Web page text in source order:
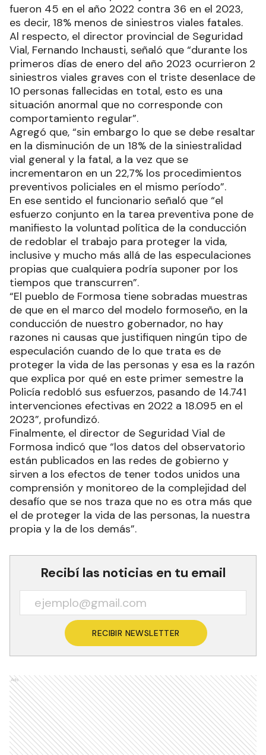
fueron 45 en el año 2022 contra 36 en el 2023,
es decir, 18% menos de siniestros viales fatales.
Al respecto, el director provincial de Seguridad
Vial, Fernando Inchausti, señaló que “durante los
primeros días de enero del año 2023 ocurrieron 2
siniestros viales graves con el triste desenlace de
10 personas fallecidas en total, esto es una
situación anormal que no corresponde con
comportamiento regular”.
Agregó que, “sin embargo lo que se debe resaltar
en la disminución de un 18% de la siniestralidad
vial general y la fatal, a la vez que se
incrementaron en un 22,7% los procedimientos
preventivos policiales en el mismo período”.
En ese sentido el funcionario señaló que “el
esfuerzo conjunto en la tarea preventiva pone de
manifiesto la voluntad política de la conducción
de redoblar el trabajo para proteger la vida,
inclusive y mucho más allá de las especulaciones
propias que cualquiera podría suponer por los
tiempos que transcurren”.
“El pueblo de Formosa tiene sobradas muestras
de que en el marco del modelo formoseño, en la
conducción de nuestro gobernador, no hay
razones ni causas que justifiquen ningún tipo de
especulación cuando de lo que trata es de
proteger la vida de las personas y esa es la razón
que explica por qué en este primer semestre la
Policía redobló sus esfuerzos, pasando de 14.741
intervenciones efectivas en 2022 a 18.095 en el
2023”, profundizó.
Finalmente, el director de Seguridad Vial de
Formosa indicó que “los datos del observatorio
están publicados en las redes de gobierno y
sirven a los efectos de tener todos unidos una
comprensión y monitoreo de la complejidad del
desafío que se nos traza que no es otra más que
el de proteger la vida de las personas, la nuestra
propia y la de los demás”.
Recibí las noticias en tu email
RECIBIR NEWSLETTER
Ads